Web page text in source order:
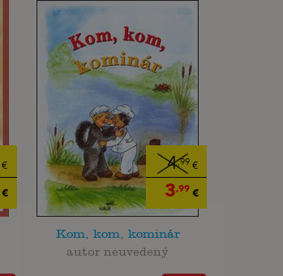
€
€
4,99 €
3,99€
Kom, kom, kominár
autor neuvedený